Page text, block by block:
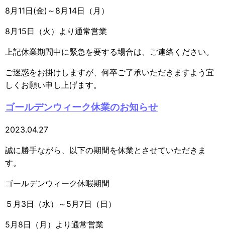
8月11日(金)～8月14日（月）
8月15日（火）より通常営業
上記休業期間中に緊急を要する場合は、ご連絡ください。
ご迷惑をお掛けしますが、何卒ご了承いただきますよう宜
しくお願い申し上げます。
ゴールデンウィーク休業のお知らせ
2023.04.27
誠に勝手ながら、以下の期間を休業とさせていただきま
す。
ゴールデンウィーク休暇期間
５月3日（水）～5月7日（日）
5月8日（月）より通常営業